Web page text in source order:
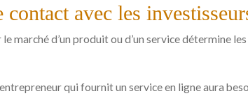
avec les
marché d’un produit ou d’un service détermine
qui fournit un service en ligne aura